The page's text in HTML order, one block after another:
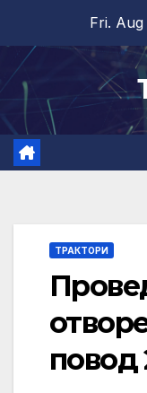
content
Fri.
ТРАКТОРИ
повод